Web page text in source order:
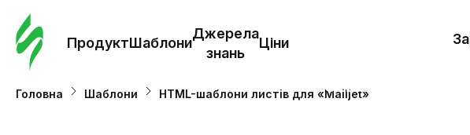
ПродуктШаблони
Джерела
знань
Ціни
Шаблони
Головна Шаблони HTML-шаблони листів для «Mailjet»